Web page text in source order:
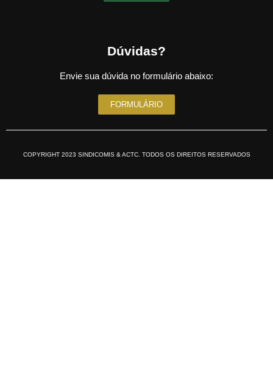
Dúvidas?
Envie sua dúvida no formulário abaixo:
FORMULÁRIO
COPYRIGHT 2023 SINDICOMIS & ACTC. TODOS OS DIREITOS RESERVADOS